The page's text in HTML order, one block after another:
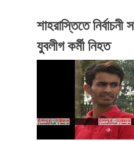
শাহরাস্তিতে নির্বাচনী
যুবলীগ কর্মী নিহত